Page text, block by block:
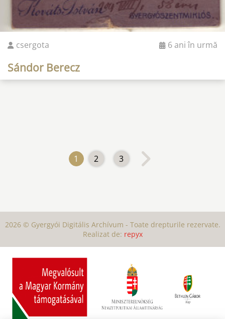
csergota 6 ani în urmă
Sándor Berecz
1 2 3
2026 © Gyergyói Digitális Archívum - Toate drepturile rezervate.
Realizat de: repyx